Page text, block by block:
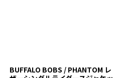
BUFFALO BOBS / PHANTOM レ